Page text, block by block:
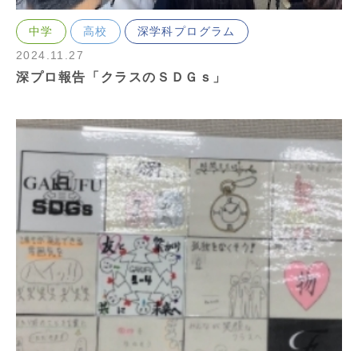
中学 高校
深学科プログラム
2024.11.27
深プロ報告「クラスのＳＤＧｓ」